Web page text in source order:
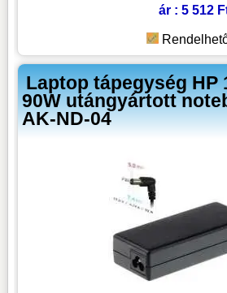
ár : 5 512
Laptop tápegység HP
90W utángyártott
AK-ND-04